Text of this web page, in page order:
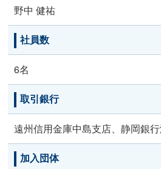
野中 健祐
社員数
6名
取引銀行
遠州信用金庫中島支店、静岡銀
加入団体